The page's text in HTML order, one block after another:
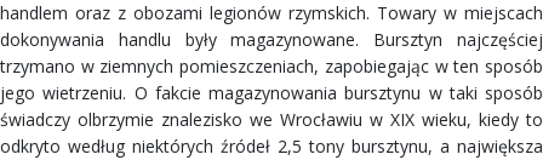
handlem oraz z obozami legionów rzymskich. Towary w miejscach
dokonywania handlu były magazynowane. Bursztyn najczęściej
trzymano w ziemnych pomieszczeniach, zapobiegając w ten sposób
jego wietrzeniu. O fakcie magazynowania bursztynu w taki sposób
świadczy olbrzymie znalezisko we Wrocławiu w XIX wieku, kiedy to
odkryto według niektórych źródeł 2,5 tony bursztynu, a największa